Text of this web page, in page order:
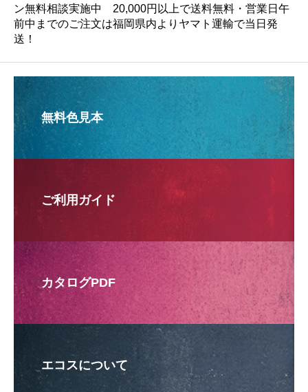
ン無料相談実施中 20,000円以上で送料無料・営業日午
前中までのご注文は福岡県内よりヤマト運輸で当日発
送！
無料色見本
ご利用ガイド
カタログPDF
エコスについて